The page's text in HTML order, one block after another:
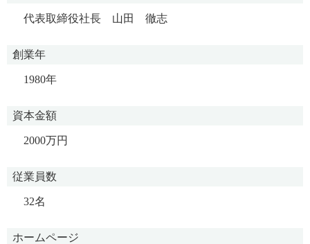
代表取締役社長 山田 徹志
創業年
1980年
資本金額
2000万円
従業員数
32名
ホームページ